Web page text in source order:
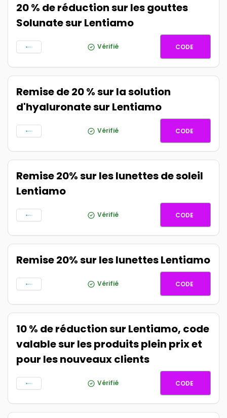
20 % de réduction sur les gouttes
Solunate sur Lentiamo
Vérifié CODE
Remise de 20 % sur la solution
d'hyaluronate sur Lentiamo
Vérifié SOL20
CODE
Remise 20% sur les lunettes de soleil
Lentiamo
Vérifié SUN20
CODE
Remise 20% sur les lunettes Lentiamo
Vérifié CODE
10 % de réduction sur Lentiamo, code
valable sur les produits plein prix et
pour les nouveaux clients
Vérifié CODE